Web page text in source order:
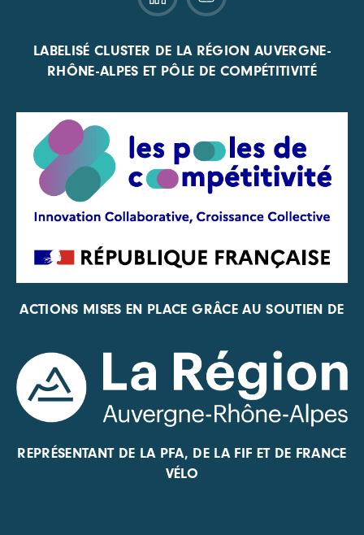
LABELISÉ CLUSTER DE LA RÉGION AUVERGNE-
RHÔNE-ALPES ET PÔLE DE COMPÉTITIVITÉ
ACTIONS MISES EN PLACE GRÂCE AU SOUTIEN DE
REPRÉSENTANT DE LA PFA, DE LA FIF ET DE FRANCE
VÉLO